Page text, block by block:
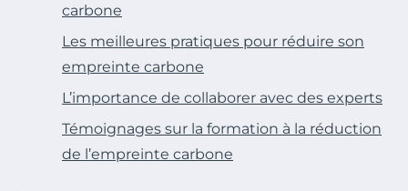
carbone
Les meilleures pratiques pour réduire son
empreinte carbone
L’importance de collaborer avec des experts
Témoignages sur la formation à la réduction
de l’empreinte carbone